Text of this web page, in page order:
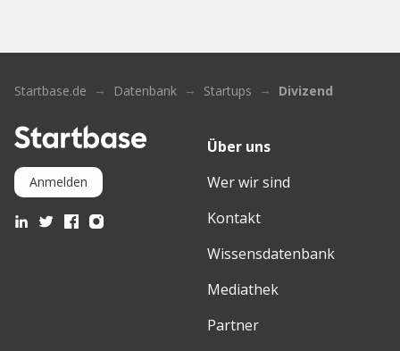
Startbase.de Datenbank Startups Divizend
Anmelden
Über uns
Wer wir sind
Kontakt
Wissensdatenbank
Mediathek
Partner